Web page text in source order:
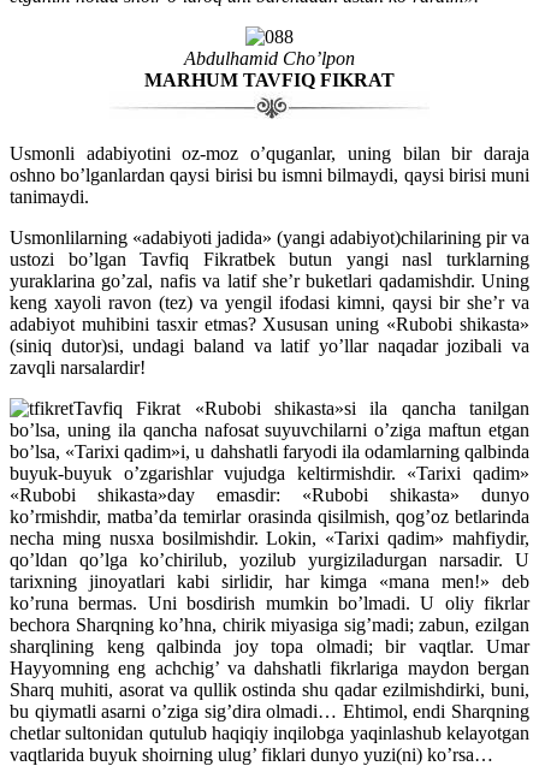
Abdulhamid Cho’lpon
MARHUM TAVFIQ FIKRAT
Usmonli adabiyotini oz-moz o’quganlar, uning bilan bir daraja
oshno bo’lganlardan qaysi birisi bu ismni bilmaydi, qaysi birisi muni
tanimaydi.
Usmonlilarning «adabiyoti jadida» (yangi adabiyot)chilarining pir va
ustozi bo’lgan Tavfiq Fikratbek butun yangi nasl turklarning
yuraklarina go’zal, nafis va latif she’r buketlari qadamishdir. Uning
keng xayoli ravon (tez) va yengil ifodasi kimni, qaysi bir she’r va
adabiyot muhibini tasxir etmas? Xususan uning «Rubobi shikasta»
(siniq dutor)si, undagi baland va latif yo’llar naqadar jozibali va
zavqli narsalardir!
Tavfiq Fikrat «Rubobi shikasta»si ila qancha tanilgan
bo’lsa, uning ila qancha nafosat suyuvchilarni o’ziga maftun etgan
bo’lsa, «Tarixi qadim»i, u dahshatli faryodi ila odamlarning qalbinda
buyuk-buyuk o’zgarishlar vujudga keltirmishdir. «Tarixi qadim»
«Rubobi shikasta»day emasdir: «Rubobi shikasta» dunyo
ko’rmishdir, matba’da temirlar orasinda qisilmish, qog’oz betlarinda
necha ming nusxa bosilmishdir. Lokin, «Tarixi qadim» mahfiydir,
qo’ldan qo’lga ko’chirilub, yozilub yurgiziladurgan narsadir. U
tarixning jinoyatlari kabi sirlidir, har kimga «mana men!» deb
ko’runa bermas. Uni bosdirish mumkin bo’lmadi. U oliy fikrlar
bechora Sharqning ko’hna, chirik miyasiga sig’madi; zabun, ezilgan
sharqlining keng qalbinda joy topa olmadi; bir vaqtlar. Umar
Hayyomning eng achchig’ va dahshatli fikrlariga maydon bergan
Sharq muhiti, asorat va qullik ostinda shu qadar ezilmishdirki, buni,
bu qiymatli asarni o’ziga sig’dira olmadi… Ehtimol, endi Sharqning
chetlar sultonidan qutulub haqiqiy inqilobga yaqinlashub kelayotgan
vaqtlarida buyuk shoirning ulug’ fiklari dunyo yuzi(ni) ko’rsa…